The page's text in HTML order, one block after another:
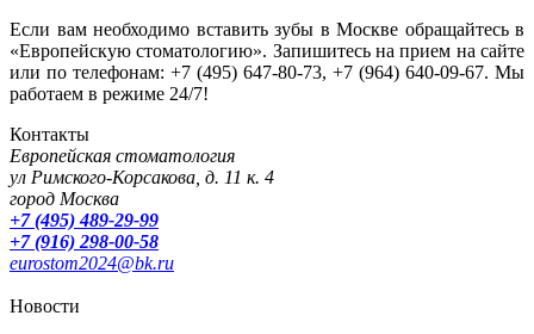
Если вам необходимо вставить зубы в Москве обращайтесь в
«Европейскую стоматологию». Запишитесь на прием на сайте
или по телефонам: +7 (495) 647-80-73, +7 (964) 640-09-67. Мы
работаем в режиме 24/7!
Контакты
Европейская стоматология
ул Римского-Корсакова, д. 11 к. 4
город Москва
+7 (495) 489-29-99
+7 (916) 298-00-58
eurostom2024@bk.ru
Новости